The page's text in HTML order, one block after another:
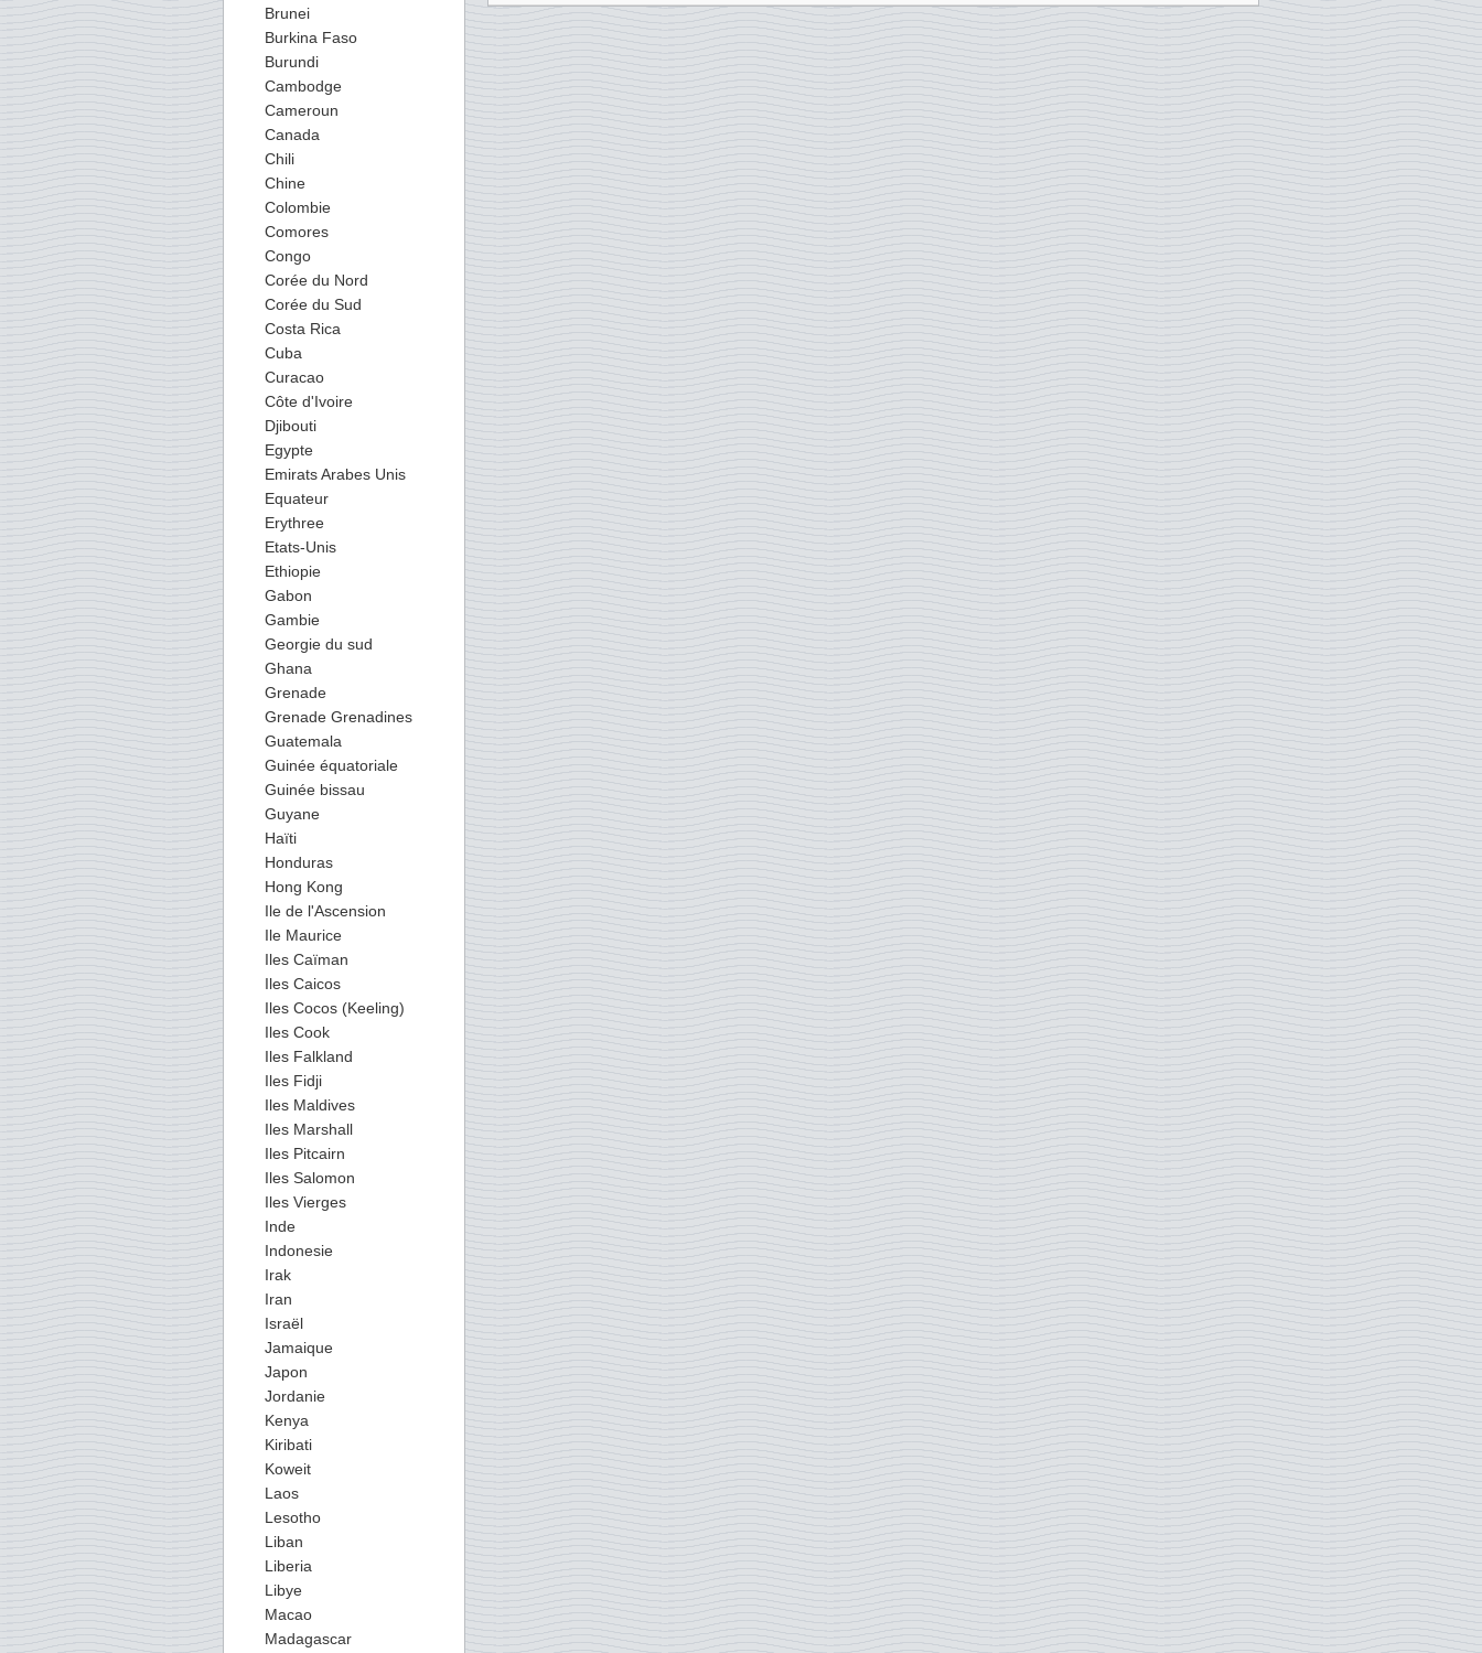
Brunei
Burkina Faso
Burundi
Cambodge
Cameroun
Canada
Chili
Chine
Colombie
Comores
Congo
Corée du Nord
Corée du Sud
Costa Rica
Cuba
Curacao
Côte d'Ivoire
Djibouti
Egypte
Emirats Arabes Unis
Equateur
Erythree
Etats-Unis
Ethiopie
Gabon
Gambie
Georgie du sud
Ghana
Grenade
Grenade Grenadines
Guatemala
Guinée équatoriale
Guinée bissau
Guyane
Haïti
Honduras
Hong Kong
Ile de l'Ascension
Ile Maurice
Iles Caïman
Iles Caicos
Iles Cocos (Keeling)
Iles Cook
Iles Falkland
Iles Fidji
Iles Maldives
Iles Marshall
Iles Pitcairn
Iles Salomon
Iles Vierges
Inde
Indonesie
Irak
Iran
Israël
Jamaique
Japon
Jordanie
Kenya
Kiribati
Koweit
Laos
Lesotho
Liban
Liberia
Libye
Macao
Madagascar